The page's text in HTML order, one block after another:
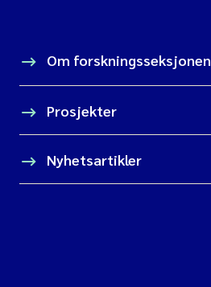
Om forskningsseksjonen
Prosjekter
Nyhetsartikler